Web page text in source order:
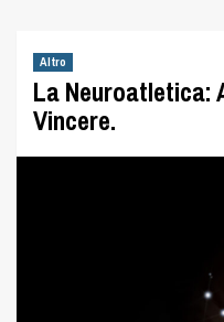
Altro
La Neuroatletica:
Vincere.